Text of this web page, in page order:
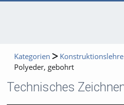
Kategorien Konstruktionslehre
Polyeder, gebohrt